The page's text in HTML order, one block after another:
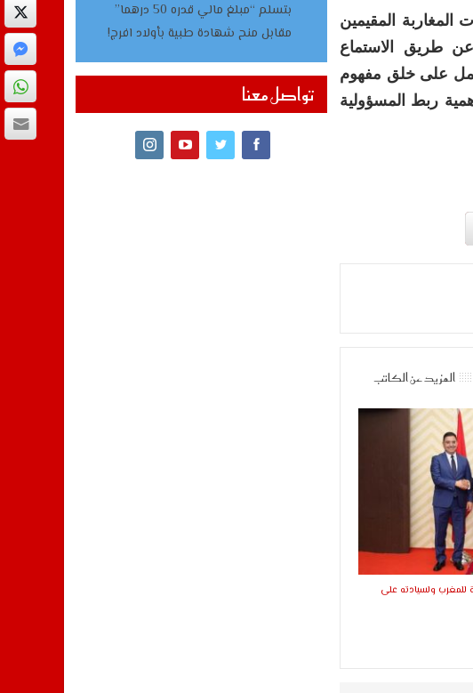
المقيمين
طريق الاستماع
على خلق مفهوم
ربط المسؤولية
المزيد عن الكاتب
للمغرب ولسيادته على
بتسلم “مبلغ مالي قدره 50 درهما”
مقابل منح شهادة طبية بأولاد افرج!
تواصل معنا